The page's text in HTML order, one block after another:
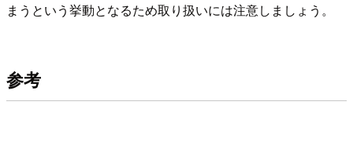
まうという挙動となるため取り扱いには注意しましょう。
参考